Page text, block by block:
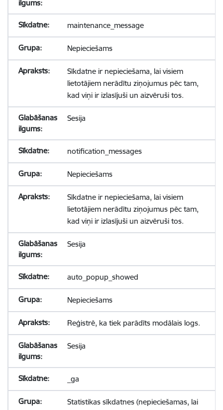
maintenance_message
Nepieciešams
Sīkdatne ir nepieciešama, lai visiem
lietotājiem nerādītu ziņojumus pēc tam,
kad viņi ir izlasījuši un aizvēruši tos.
Sesija
notification_messages
Nepieciešams
Sīkdatne ir nepieciešama, lai visiem
lietotājiem nerādītu ziņojumus pēc tam,
kad viņi ir izlasījuši un aizvēruši tos.
Sesija
auto_popup_showed
Nepieciešams
Reģistrē, ka tiek parādīts modālais logs.
Sesija
_ga
Statistikas sīkdatnes (nepieciešamas, lai